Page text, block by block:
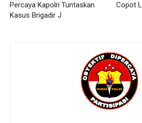
Percaya Kapolri Tuntaskan
Kasus Brigadir J
Copot